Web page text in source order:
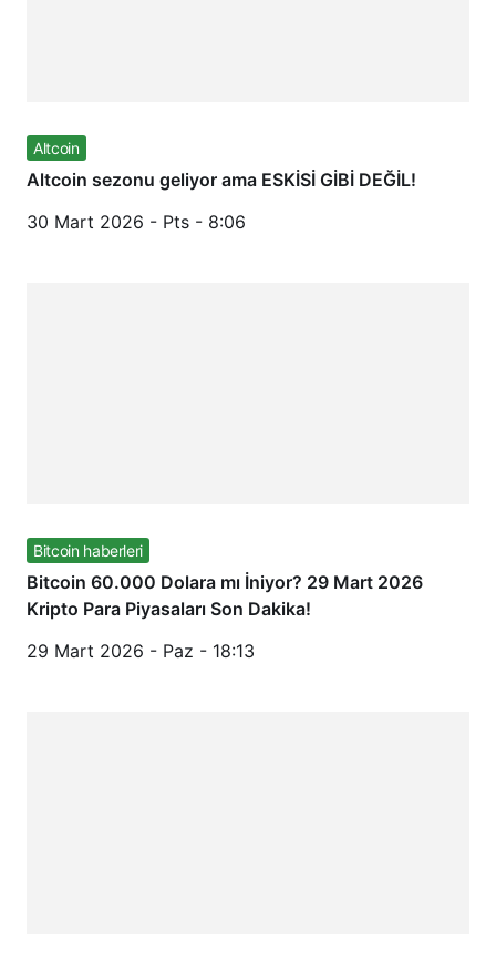
Altcoin
Altcoin sezonu geliyor ama ESKİSİ GİBİ DEĞİL!
30 Mart 2026 - Pts - 8:06
Bitcoin haberleri
Bitcoin 60.000 Dolara mı İniyor? 29 Mart 2026
Kripto Para Piyasaları Son Dakika!
29 Mart 2026 - Paz - 18:13